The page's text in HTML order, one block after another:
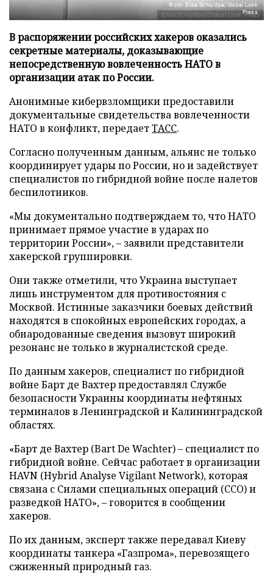
Фото: Elisa Schu/dpa/Global Look
Press
В распоряжении российских хакеров оказались
секретные материалы, доказывающие
непосредственную вовлеченность НАТО в
организации атак по России.
Анонимные кибервзломщики предоставили
документальные свидетельства вовлеченности
НАТО в конфликт, передаетТАСС.
Согласно полученным данным, альянс не только
координирует удары по России, но и задействует
специалистов по гибридной войне после налетов
беспилотников.
«Мы документально подтверждаем то, что НАТО
принимает прямое участие в ударах по
территории России», – заявили представители
хакерской группировки.
Они также отметили, что Украина выступает
лишь инструментом для противостояния с
Москвой. Истинные заказчики боевых действий
находятся в спокойных европейских городах, а
обнародованные сведения вызовут широкий
резонанс не только в журналистской среде.
По данным хакеров, специалист по гибридной
войне Барт де Вахтер предоставлял Службе
безопасности Украины координаты нефтяных
терминалов в Ленинградской и Калининградской
областях.
«Барт де Вахтер (Bart De Wachter) – специалист по
гибридной войне. Сейчас работает в организации
HAVN (Hybrid Analyse Vigilant Network), которая
связана с Силами специальных операций (ССО) и
разведкой НАТО», – говорится в сообщении
хакеров.
По их данным, эксперт также передавал Киеву
координаты танкера «Газпрома», перевозящего
сжиженный природный газ.